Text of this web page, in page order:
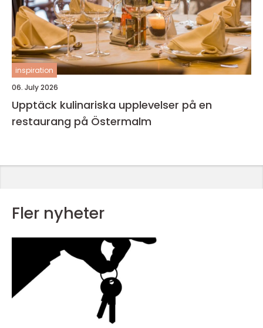
inspiration
06. July 2026
Upptäck kulinariska upplevelser på en
restaurang på Östermalm
Fler nyheter